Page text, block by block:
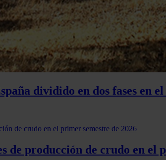
dividido en dos fases en
de producción de crudo en el